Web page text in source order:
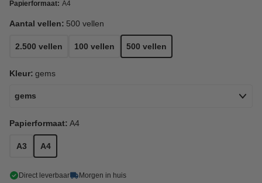
Papierformaat: A4
Aantal vellen: 500 vellen
2.500 vellen 100 vellen 500 vellen
Kleur: gems
gems
Papierformaat: A4
A3 A4
Direct leverbaar Morgen in huis